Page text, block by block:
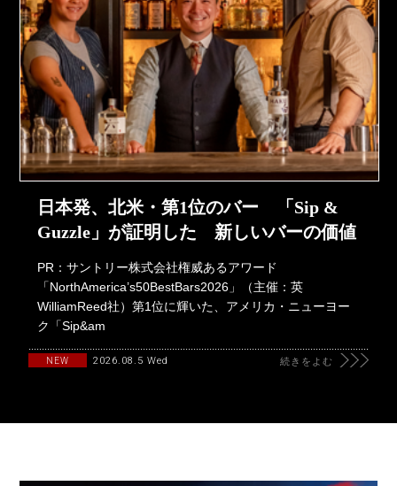
日本発、北米・第1位のバー 「Sip &
Guzzle」が証明した 新しいバーの価値
PR：サントリー株式会社権威あるアワード
「NorthAmerica’s50BestBars2026」（主催：英
WilliamReed社）第1位に輝いた、アメリカ・ニューヨー
ク「Sip&am
NEW 2026.08.5 Wed 続きをよむ